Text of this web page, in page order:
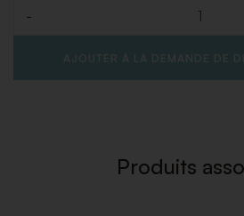
-
AJOUTER À LA DEMANDE DE
Produits